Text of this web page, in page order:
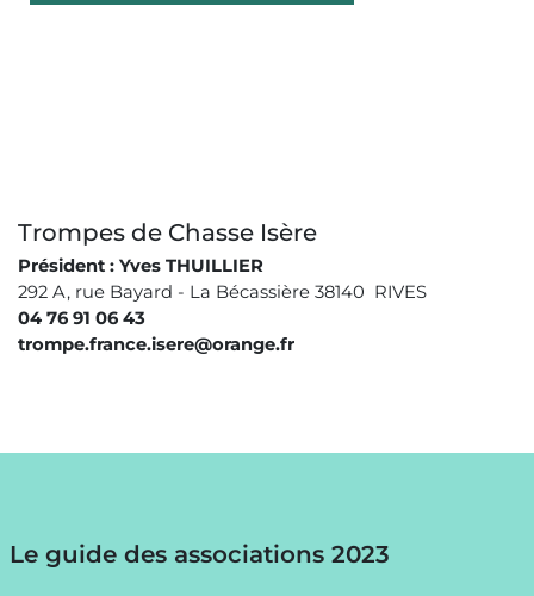
Trompes de Chasse Isère
Président : Yves THUILLIER
292 A, rue Bayard - La Bécassière 38140 RIVES
04 76 91 06 43
trompe.france.isere@orange.fr
Le guide des associations 2023